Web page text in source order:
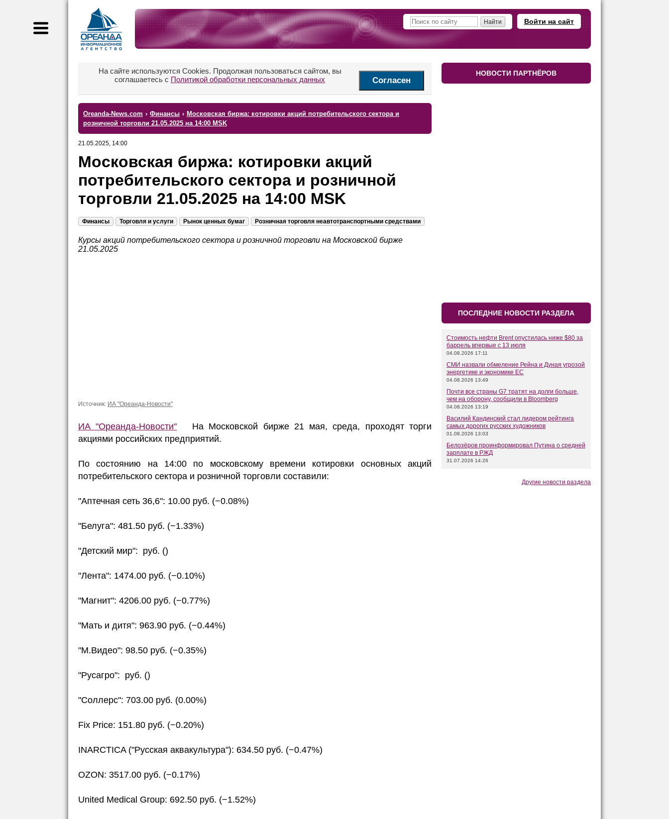
Войти на сайт
На сайте используются Cookies. Продолжая пользоваться сайтом, вы
соглашаетесь с Политикой обработки персональных данных Согласен
Oreanda-News.com › Финансы › Московская биржа: котировки акций потребительского сектора и
розничной торговли 21.05.2025 на 14:00 MSK
21.05.2025, 14:00
Московская биржа: котировки акций
потребительского сектора и розничной
торговли 21.05.2025 на 14:00 MSK
Финансы Торговля и услуги Рынок ценных бумаг Розничная торговля неавтотранспортными средствами
Курсы акций потребительского сектора и розничной торговли на Московской бирже
21.05.2025
Источник: ИА "Ореанда-Новости"
ИА "Ореанда-Новости" На Московской бирже 21 мая, среда, проходят торги
акциями российских предприятий.
По состоянию на 14:00 по московскому времени котировки основных акций
потребительского сектора и розничной торговли составили:
"Аптечная сеть 36,6": 10.00 руб. (−0.08%)
"Белуга": 481.50 руб. (−1.33%)
"Детский мир": руб. ()
"Лента": 1474.00 руб. (−0.10%)
"Магнит": 4206.00 руб. (−0.77%)
"Мать и дитя": 963.90 руб. (−0.44%)
"М.Видео": 98.50 руб. (−0.35%)
"Русагро": руб. ()
"Соллерс": 703.00 руб. (0.00%)
Fix Price: 151.80 руб. (−0.20%)
INARCTICA ("Русская аквакультура"): 634.50 руб. (−0.47%)
OZON: 3517.00 руб. (−0.17%)
United Medical Group: 692.50 руб. (−1.52%)
НОВОСТИ ПАРТНЁРОВ
ПОСЛЕДНИЕ НОВОСТИ РАЗДЕЛА
Стоимость нефти Brent опустилась ниже $80 за
баррель впервые с 13 июля
04.08.2026 17:11
СМИ назвали обмеление Рейна и Дуная угрозой
энергетике и экономике ЕС
04.08.2026 13:49
Почти все страны G7 тратят на долги больше,
чем на оборону, сообщили в Bloomberg
04.08.2026 13:19
Василий Кандинский стал лидером рейтинга
самых дорогих русских художников
01.08.2026 13:03
Белозёров проинформировал Путина о средней
зарплате в РЖД
31.07.2026 14:26
Другие новости раздела